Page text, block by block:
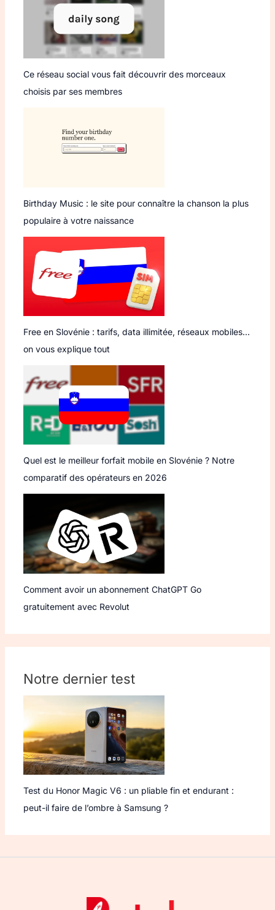
Ce réseau social vous fait découvrir des morceaux
choisis par ses membres
Birthday Music : le site pour connaître la chanson la plus
populaire à votre naissance
Free en Slovénie : tarifs, data illimitée, réseaux mobiles…
on vous explique tout
Quel est le meilleur forfait mobile en Slovénie ? Notre
comparatif des opérateurs en 2026
Comment avoir un abonnement ChatGPT Go
gratuitement avec Revolut
Notre dernier test
Test du Honor Magic V6 : un pliable fin et endurant :
peut-il faire de l’ombre à Samsung ?